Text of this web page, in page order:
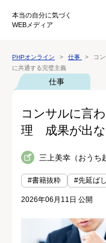
本当の自分に気づく
WEBメディア
PHPオンライン 仕事
コ
に共通する完璧主義
仕事
コンサルに言
理 成果が出な
三上美幸（おうち
#書籍抜粋 #先延ばし
2026年06月11日 公開